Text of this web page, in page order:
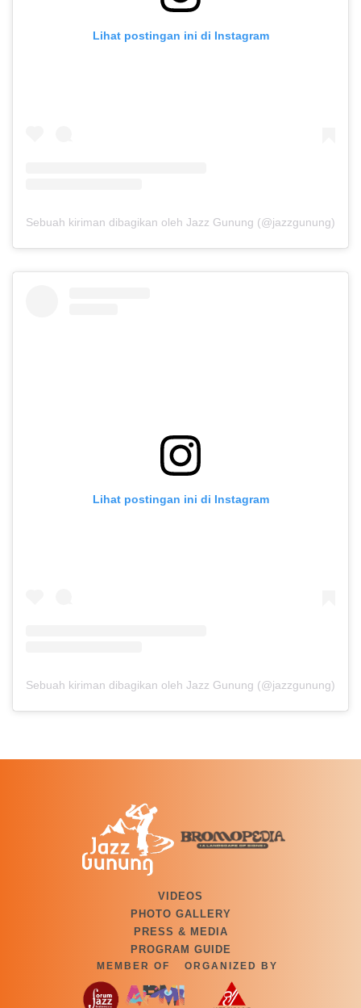
Lihat postingan ini di Instagram
Sebuah kiriman dibagikan oleh Jazz Gunung (@jazzgunung)
Lihat postingan ini di Instagram
Sebuah kiriman dibagikan oleh Jazz Gunung (@jazzgunung)
VIDEOS
PHOTO GALLERY
PRESS & MEDIA
PROGRAM GUIDE
MEMBER OF ORGANIZED BY